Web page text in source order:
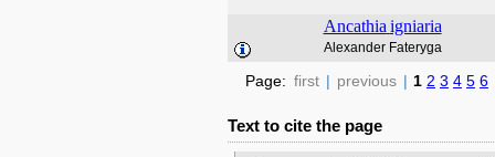
Ancathia igniaria
Alexander Fateryga
Page: first | previous | 1 2 3 4 5 6
Text to cite the page